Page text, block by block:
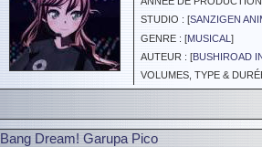
STUDIO : [SANZIGEN
GENRE : [MUSICAL ]
AUTEUR : [BUSHIROAD
VOLUMES, TYPE &
Bang Dream! Garupa Pico